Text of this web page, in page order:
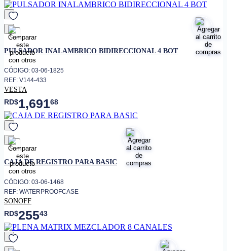
favorito
PULSADOR INALAMBRICO BIDIRECCIONAL 4 BOT
CÓDIGO: 03-06-1825
REF: V144-433
VESTA
RD$1,69168
favorito
CAJA DE REGISTRO PARA BASIC
CÓDIGO: 03-06-1468
REF: WATERPROOFCASE
SONOFF
RD$25543